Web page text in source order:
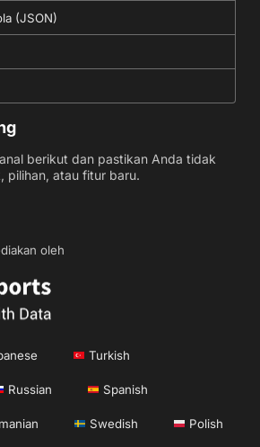
(JSON)
berikut dan pastikan Anda tidak
pilihan, atau fitur baru.
oleh
Turkish
Russian Spanish
Swedish Polish